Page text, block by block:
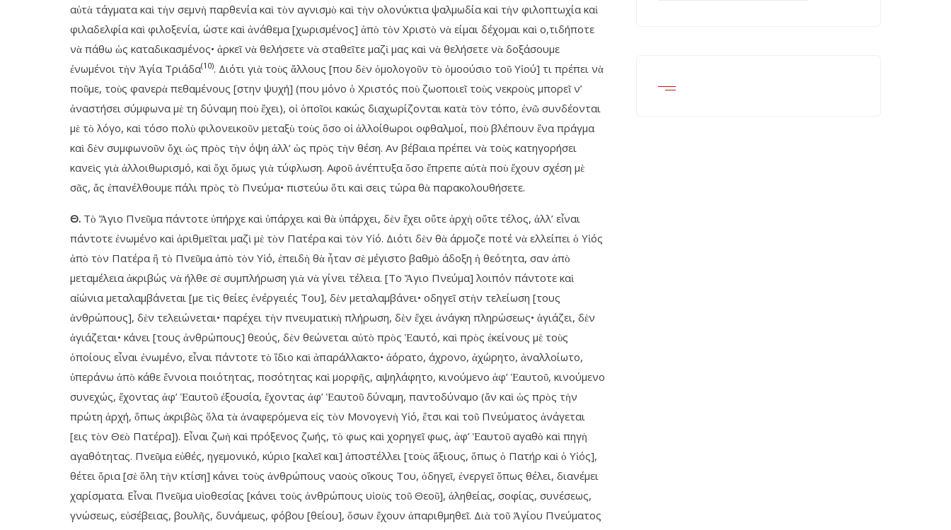
αὐτὰ τάγματα καὶ τὴν σεμνὴ παρθενία καὶ τὸν αγνισμὸ καὶ τὴν ολονύκτια ψαλμωδία καὶ τὴν φιλοπτωχία καὶ
φιλαδελφία καὶ φιλοξενία, ώστε καὶ ἀνάθεμα [χωρισμένος] ἀπὸ τὸν Χριστὸ νὰ είμαι δέχομαι καὶ ο,τιδήποτε
νὰ πάθω ὡς καταδικασμένος• ἀρκεῖ νὰ θελήσετε νὰ σταθεῖτε μαζὶ μας καὶ νὰ θελήσετε νὰ δοξάσουμε
ἐνωμένοι τὴν Ἁγία Τριάδα(10). Διότι γιὰ τοὺς ἄλλους [που δὲν ὁμολογοῦν τὸ ὁμοούσιο τοῦ Υἱού] τι πρέπει νὰ
ποῦμε, τοὺς φανερὰ πεθαμένους [στην ψυχή] (που μόνο ὁ Χριστός ποὺ ζωοποιεῖ τοὺς νεκροὺς μπορεῖ ν’
ἀναστήσει σύμφωνα μὲ τη δύναμη ποὺ ἔχει), οἱ ὁποῖοι κακώς διαχωρίζονται κατὰ τὸν τόπο, ἐνῶ συνδέονται
μὲ τὸ λόγο, καὶ τόσο πολὺ φιλονεικοῦν μεταξὺ τοὺς ὅσο οἱ ἀλλοίθωροι οφθαλμοί, ποὺ βλέπουν ἕνα πράγμα
καὶ δὲν συμφωνοῦν ὄχι ὡς πρὸς τὴν όψη ἀλλ’ ὡς πρὸς τὴν θέση. Αν βέβαια πρέπει νὰ τοὺς κατηγορήσει
κανεὶς γιὰ ἀλλοιθωρισμό, καὶ ὄχι ὅμως γιὰ τύφλωση. Αφοῦ ἀνέπτυξα ὅσο ἔπρεπε αὐτὰ ποὺ ἔχουν σχέση μὲ
σᾶς, ἄς ἐπανέλθουμε πάλι πρὸς τὸ Πνεύμα• πιστεύω ὅτι καὶ σεις τώρα θὰ παρακολουθήσετε.
Θ. Τὸ Ἅγιο Πνεῦμα πάντοτε ὑπήρχε καὶ ὑπάρχει καὶ θὰ ὑπάρχει, δὲν ἔχει οὔτε ἀρχὴ οὔτε τέλος, ἀλλ’ εἶναι
πάντοτε ἐνωμένο καὶ ἀριθμεῖται μαζὶ μὲ τὸν Πατέρα καὶ τὸν Υἱό. Διότι δὲν θὰ άρμοζε ποτέ νὰ ελλείπει ὁ Υἱός
ἀπὸ τὸν Πατέρα ἢ τὸ Πνεῦμα ἀπὸ τὸν Υἱό, ἐπειδὴ θὰ ἦταν σὲ μέγιστο βαθμὸ άδοξη ἡ θεότητα, σαν ἀπὸ
μεταμέλεια ἀκριβώς νὰ ήλθε σὲ συμπλήρωση γιὰ νὰ γίνει τέλεια. [Το Ἅγιο Πνεύμα] λοιπόν πάντοτε καὶ
αἰώνια μεταλαμβάνεται [με τὶς θείες ἐνέργειές Του], δὲν μεταλαμβάνει• οδηγεῖ στὴν τελείωση [τους
ἀνθρώπους], δὲν τελειώνεται• παρέχει τὴν πνευματικὴ πλήρωση, δὲν ἔχει ἀνάγκη πληρώσεως• ἁγιάζει, δὲν
ἁγιάζεται• κάνει [τους ἀνθρώπους] θεούς, δὲν θεώνεται αὐτὸ πρὸς Ἑαυτό, καὶ πρὸς ἐκείνους μὲ τοὺς
ὁποίους εἶναι ἐνωμένο, εἶναι πάντοτε τὸ ἵδιο καὶ ἀπαράλλακτο• ἀόρατο, άχρονο, ἀχώρητο, ἀναλλοίωτο,
ὑπεράνω ἀπὸ κάθε ἔννοια ποιότητας, ποσότητας καὶ μορφῆς, αψηλάφητο, κινούμενο ἀφ’ Ἑαυτοῦ, κινούμενο
συνεχώς, ἔχοντας ἀφ’ Ἑαυτοῦ ἐξουσία, ἔχοντας ἀφ’ Ἑαυτοῦ δύναμη, παντοδύναμο (ἄν καὶ ὡς πρὸς τὴν
πρώτη ἀρχή, ὅπως ἀκριβῶς ὅλα τὰ ἀναφερόμενα εἰς τὸν Μονογενὴ Υἱό, ἔτσι καὶ τοῦ Πνεύματος ἀνάγεται
[εις τὸν Θεὸ Πατέρα]). Εἶναι ζωὴ καὶ πρόξενος ζωής, τὸ φως καὶ χορηγεῖ φως, ἀφ’ Ἑαυτοῦ αγαθὸ καὶ πηγὴ
αγαθότητας. Πνεῦμα εὐθές, ηγεμονικό, κύριο [καλεῖ και] ἀποστέλλει [τοὺς ἄξιους, ὅπως ὁ Πατήρ καὶ ὁ Υἱός],
θέτει ὄρια [σὲ ὅλη τὴν κτίση] κάνει τοὺς ἀνθρώπους ναοὺς οἴκους Του, ὁδηγεῖ, ἐνεργεῖ ὅπως θέλει, διανέμει
χαρίσματα. Εἶναι Πνεῦμα υἱοθεσίας [κάνει τοὺς ἀνθρώπους υἱοὺς τοῦ Θεοῦ], ἀληθείας, σοφίας, συνέσεως,
γνώσεως, εὐσέβειας, βουλῆς, δυνάμεως, φόβου [θείου], ὅσων ἔχουν ἀπαριθμηθεῖ. Διὰ τοῦ Ἁγίου Πνεύματος